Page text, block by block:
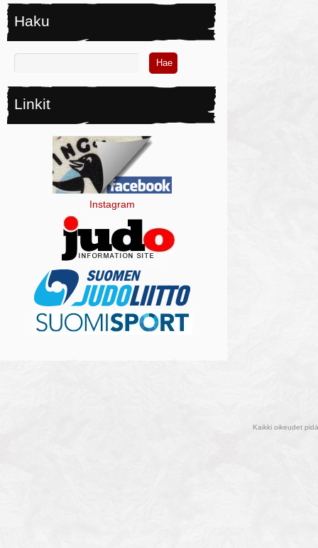
Haku
Linkit
Instagram
Kaikki oikeudet